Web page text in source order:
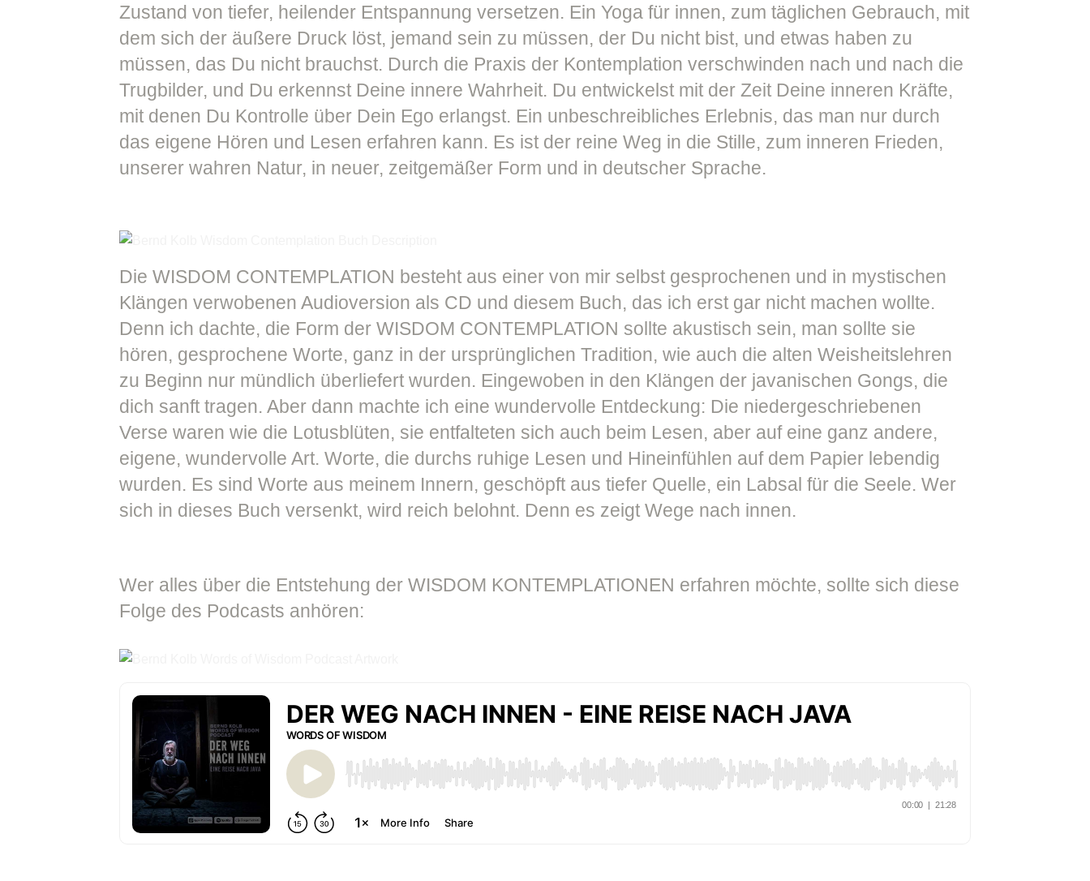
Zustand von tiefer, heilender Entspannung versetzen. Ein Yoga für innen, zum täglichen Gebrauch, mit
dem sich der äußere Druck löst, jemand sein zu müssen, der Du nicht bist, und etwas haben zu
müssen, das Du nicht brauchst. Durch die Praxis der Kontemplation verschwinden nach und nach die
Trugbilder, und Du erkennst Deine innere Wahrheit. Du entwickelst mit der Zeit Deine inneren Kräfte,
mit denen Du Kontrolle über Dein Ego erlangst. Ein unbeschreibliches Erlebnis, das man nur durch
das eigene Hören und Lesen erfahren kann. Es ist der reine Weg in die Stille, zum inneren Frieden,
unserer wahren Natur, in neuer, zeitgemäßer Form und in deutscher Sprache.
Die WISDOM CONTEMPLATION besteht aus einer von mir selbst gesprochenen und in mystischen
Klängen verwobenen Audioversion als CD und diesem Buch, das ich erst gar nicht machen wollte.
Denn ich dachte, die Form der WISDOM CONTEMPLATION sollte akustisch sein, man sollte sie
hören, gesprochene Worte, ganz in der ursprünglichen Tradition, wie auch die alten Weisheitslehren
zu Beginn nur mündlich überliefert wurden. Eingewoben in den Klängen der javanischen Gongs, die
dich sanft tragen. Aber dann machte ich eine wundervolle Entdeckung: Die niedergeschriebenen
Verse waren wie die Lotusblüten, sie entfalteten sich auch beim Lesen, aber auf eine ganz andere,
eigene, wundervolle Art. Worte, die durchs ruhige Lesen und Hineinfühlen auf dem Papier lebendig
wurden. Es sind Worte aus meinem Innern, geschöpft aus tiefer Quelle, ein Labsal für die Seele. Wer
sich in dieses Buch versenkt, wird reich belohnt. Denn es zeigt Wege nach innen.
Wer alles über die Entstehung der WISDOM KONTEMPLATIONEN erfahren möchte, sollte sich diese
Folge des Podcasts anhören: